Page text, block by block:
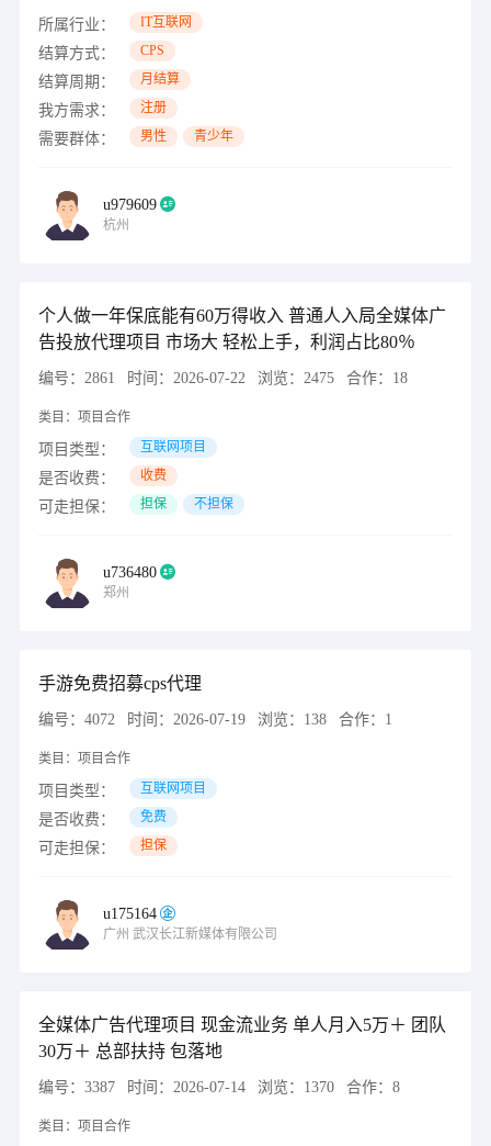
所属行业： IT互联网
结算方式： CPS
结算周期： 月结算
我方需求： 注册
需要群体： 男性 青少年
u979609
杭州
个人做一年保底能有60万得收入 普通人入局全媒体广
告投放代理项目 市场大 轻松上手，利润占比80％
编号： 2861 时间： 2026-07-22 浏览： 2475 合作： 18
类目： 项目合作
项目类型： 互联网项目
是否收费： 收费
可走担保： 担保 不担保
u736480
郑州
手游免费招募cps代理
编号： 4072 时间： 2026-07-19 浏览： 138 合作： 1
类目： 项目合作
项目类型： 互联网项目
是否收费： 免费
可走担保： 担保
u175164
广州 武汉长江新媒体有限公司
全媒体广告代理项目 现金流业务 单人月入5万＋ 团队
30万＋ 总部扶持 包落地
编号： 3387 时间： 2026-07-14 浏览： 1370 合作： 8
类目： 项目合作